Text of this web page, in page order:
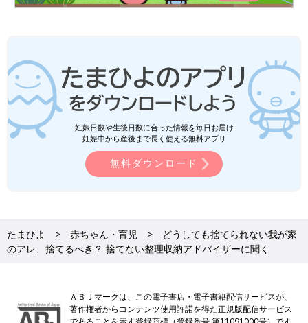
妊娠日数や生後日数に合った情報を毎日お届け
妊娠中から産後まで長く使える無料アプリ
無料ダウンロード
たまひよ 赤ちゃん・育児
どうしても捨てられない我が家
のアレ、捨てるべき？ 捨てない整理収納アドバイザーに聞く
ＡＢＪマークは、この電子書店・電子書籍配信サービスが、
著作権者からコンテンツ使用許諾を得た正規版配信サービス